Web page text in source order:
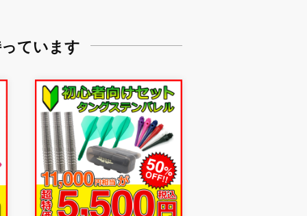
ています